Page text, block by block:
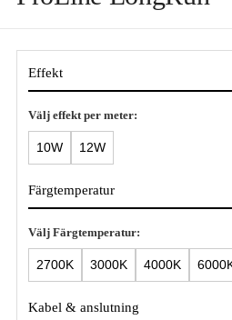
Effekt
Välj effekt per meter:
10W 12W
Färgtemperatur
Välj Färgtemperatur:
2700K 3000K 4000K
Kabel & anslutning